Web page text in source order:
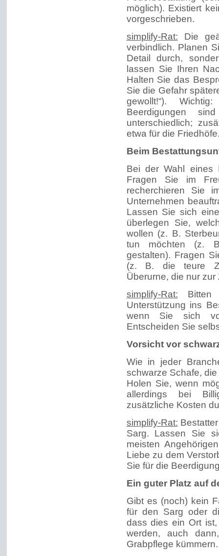
möglich). Existiert
vorgeschrieben.
simplify-Rat: Die
verbindlich. Planen
Detail durch,
lassen Sie Ihren
Halten Sie das
Sie die Gefahr
gewollt!“).
Beerdigungen
unterschiedlich;
etwa für die
Beim
Bei der Wahl eines
Fragen Sie im
recherchieren Sie
Unternehmen
Lassen Sie sich
überlegen Sie,
wollen (z. B.
tun möchten (z.
gestalten). Fragen
(z. B. die teure
Überurne, die nur zur
simplify-Rat: Bitten
Unterstützung ins
wenn Sie sich
Entscheiden Sie
Vorsicht vor
Wie in jeder
schwarze Schafe,
Holen Sie, wenn
allerdings bei
zusätzliche Kosten
simplify-Rat:
Sarg. Lassen Sie
meisten
Liebe zu dem
Sie für die
Ein guter Platz auf
Gibt es (noch) kein
für den Sarg oder
dass dies ein Ort
werden, auch
Grabpflege kümmern.